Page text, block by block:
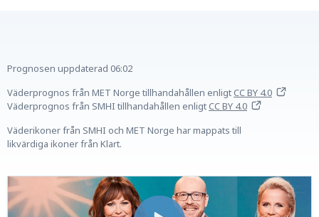
Prognosen uppdaterad 06:02
Väderprognos från MET Norge tillhandahållen enligtCC BY 4.0
Väderprognos från SMHI tillhandahållen enligtCC BY 4.0
Väderikoner från SMHI och MET Norge har mappats till
likvärdiga ikoner från Klart.